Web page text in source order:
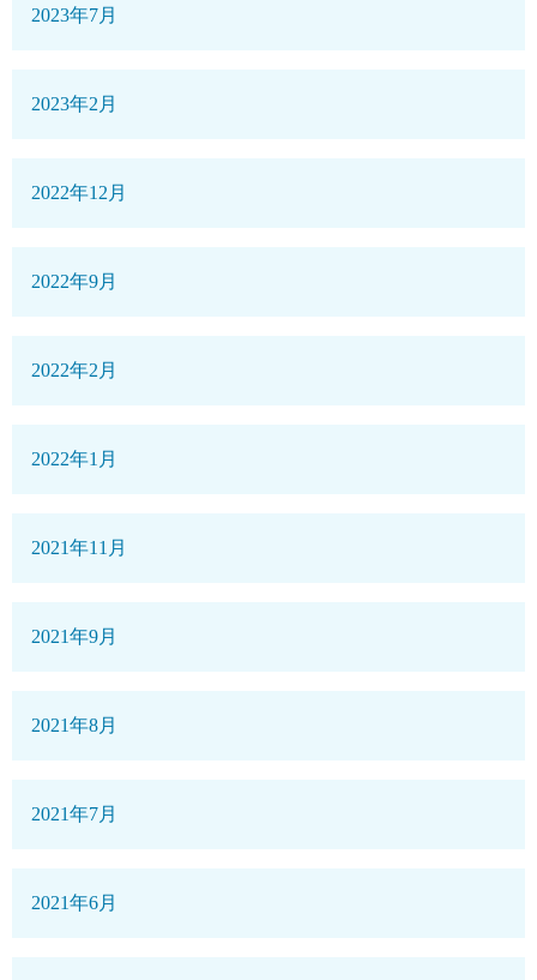
2023年7月
2023年2月
2022年12月
2022年9月
2022年2月
2022年1月
2021年11月
2021年9月
2021年8月
2021年7月
2021年6月